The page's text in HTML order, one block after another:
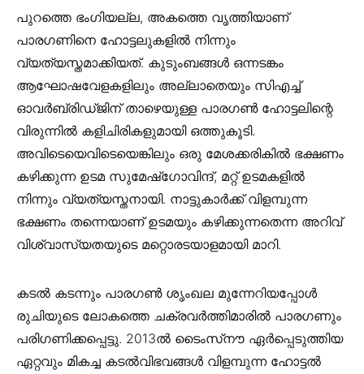
പുറത്തെ ഭംഗിയല്ല, അകത്തെ വൃത്തിയാണ്
പാരഗണിനെ ഹോട്ടലുകളില്‍ നിന്നും
വ്യത്യസ്തമാക്കിയത്. കുടുംബങ്ങള്‍ ഒന്നടങ്കം
ആഘോഷവേളകളിലും അല്ലാതെയും സിഎച്ച്
ഓവര്‍ബ്രിഡ്ജിന് താഴെയുള്ള പാരഗണ്‍ ഹോട്ടലിന്റെ
വിരുന്നില്‍ കളിചിരികളുമായി ഒത്തുകൂടി.
അവിടെയെവിടെയെങ്കിലും ഒരു മേശക്കരികില്‍ ഭക്ഷണം
കഴിക്കുന്ന ഉടമ സുമേഷ്‌ഗോവിന്ദ്, മറ്റ് ഉടമകളില്‍
നിന്നും വ്യത്യസ്തനായി. നാട്ടുകാര്‍ക്ക് വിളമ്പുന്ന
ഭക്ഷണം തന്നെയാണ് ഉടമയും കഴിക്കുന്നതെന്ന അറിവ്
വിശ്വാസ്യതയുടെ മറ്റൊരടയാളമായി മാറി.
കടല്‍ കടന്നും പാരഗണ്‍ ശൃംഖല മുന്നേറിയപ്പോള്‍
രുചിയുടെ ലോകത്തെ ചക്രവര്‍ത്തിമാരില്‍ പാരഗണും
പരിഗണിക്കപ്പെട്ടു. 2013ല്‍ ടൈംസ്‌നൗ ഏര്‍പ്പെടുത്തിയ
ഏറ്റവും മികച്ച കടല്‍വിഭവങ്ങള്‍ വിളമ്പുന്ന ഹോട്ടല്‍